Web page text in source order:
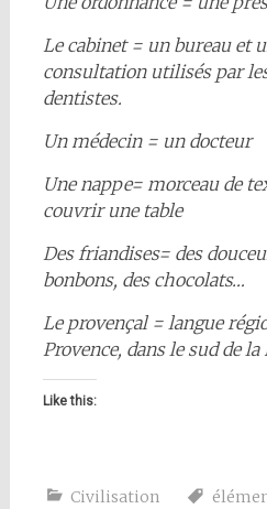
Le cabinet = un bureau et
consultation utilisés par
dentistes.
Un médecin = un docteur
Une nappe= morceau de
couvrir une table
Des friandises= des
bonbons, des chocolats…
Le provençal = langue
Provence, dans le sud de la
Like this:
Civilisation